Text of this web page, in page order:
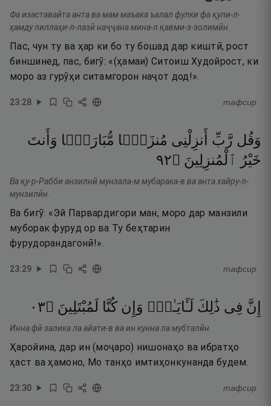
Фа изаставайта анта ва мам маъака ъалал фулки фа қули-л-
ҳамду лиллаҳи-л-лазӣ наҷҷана мина-л қавми-з-золимӣн.
Пас, чун ту ва ҳар ки бо ту бошад дар киштӣ, рост
биншинед, пас, бигӯ: «(ҳамаи) Ситоиш Худойрост, ки
моро аз гурӯҳи ситамгорон наҷот дод!».
23:28 тафсир
وَقُل رَّبِّ أَنزِلْنِى مُنزَلًۭا مُّبَارَكًۭا وَأَنتَ
خَيْرُ ٱلْمُنزِلِينَ ۝٢٩
Ва қу-р-Рабби анзилнӣ мунзала-м мубарака-в ва анта хайру-л-
мунзилӣн.
Ва бигӯ: «Эй Парвардигори ман, моро дар манзили
муборак фуруд ор ва Ту беҳтарин
фурудорандагонӣ!».
23:29 тафсир
إِنَّ فِى ذَٰلِكَ لَـَٔايَـٰتٍۢ وَإِن كُنَّا لَمُبْتَلِينَ ۝٣٠
Инна фӣ залика ла айати-в ва ин кунна ла мубталӣн.
Ҳаройина, дар ин (моҷаро) нишонаҳо ва ибратҳо
ҳаст ва ҳамоно, Мо танҳо имтиҳонкунанда будем.
23:30 тафсир